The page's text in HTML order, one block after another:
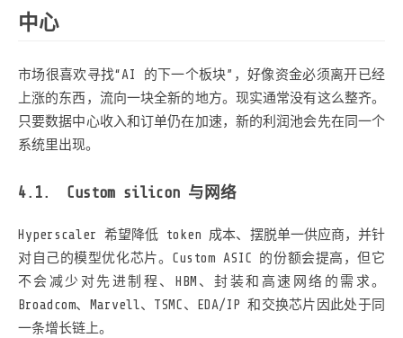
中心
市场很喜欢寻找“AI 的下一个板块”，好像资金必须离开已经
上涨的东西，流向一块全新的地方。现实通常没有这么整齐。
只要数据中心收入和订单仍在加速，新的利润池会先在同一个
系统里出现。
Custom silicon 与网络
Hyperscaler 希望降低 token 成本、摆脱单一供应商，并针
对自己的模型优化芯片。Custom ASIC 的份额会提高，但它
不会减少对先进制程、HBM、封装和高速网络的需求。
Broadcom、Marvell、TSMC、EDA/IP 和交换芯片因此处于同
一条增长链上。